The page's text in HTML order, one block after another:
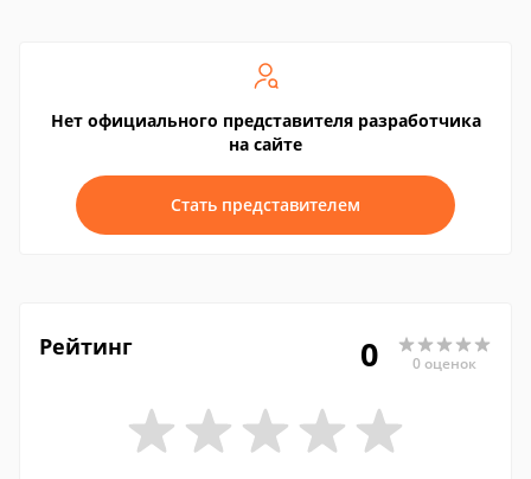
Нет официального представителя разработчика
на сайте
Стать представителем
Рейтинг 0 0 оценок